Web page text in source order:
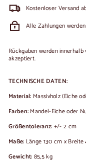
Kostenloser Versand
Alle Zahlungen
Rückgaben werden
akzeptiert.
TECHNISCHE DATEN:
Material: Massivholz (Eiche
Farben: Mandel-Eiche oder
Größentoleranz: +/- 2 cm
Maße: Länge 130 cm x
Gewicht: 85,5 kg